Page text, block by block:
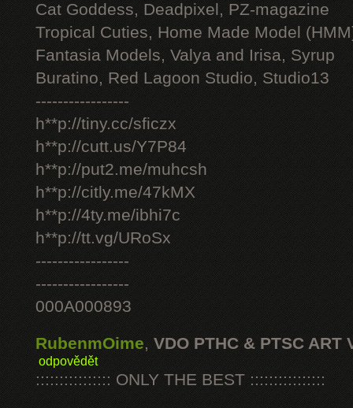
Cat Goddess, Deadpixel, PZ-magazine
Tropical Cuties, Home Made Model
Fantasia Models, Valya and Irisa, Syrup
Buratino, Red Lagoon Studio, Studio13
-----------------
h**p://tiny.cc/sficzx
h**p://cutt.us/Y7P84
h**p://put2.me/muhcsh
h**p://citly.me/47kMX
h**p://4ty.me/ibhi7c
h**p://tt.vg/URoSx
-----------------
-----------------
000A000893
RubenmOime, VDO PTHC & PTSC ART
odpovědět
:::::::::::::::: ONLY THE BEST ::::::::::::::::